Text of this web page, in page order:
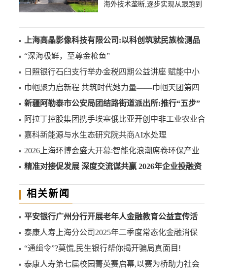
海外技术垄断,逐步实现从跟跑到
上海高晶影像科技有限公司:以科创筑就民族检测品
牌
“深海极鲜，至尊金枪鱼”
日照银行石臼支行举办金税四期公益讲座 赋能中小
微企业合规发展
巾帼聚力启新程 共筑时代她力量——巾帼天团第四
次组委会筹备会圆满举办
新疆阿勒泰市公安局团结路街道派出所:推行“五步”
工作法 打造新时代“枫”景线
阿拉丁控股集团携手埃塞俄比亚开创中非工业农业合
作新篇章
嘉科新能源与水生态研究院共商AI水处理
2026上海环博会盛大开幕:智能化浪潮席卷环保产业
精准对接促发展 深度交流谋共赢 2026年企业投融资
相关新闻
平安银行广州分行开展老年人金融教育公益宣传活
动
泰康人寿上海分公司2025年二季度常态化金融消保
教育宣传活动集锦
“通缉令”?莫慌,民生银行帮你揭开骗局真面目!
泰康人寿第七届校园菁英赛启幕,以赛为桥助力社会